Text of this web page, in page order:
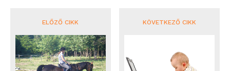
ELŐZŐ CIKK KÖVETKEZŐ CIKK